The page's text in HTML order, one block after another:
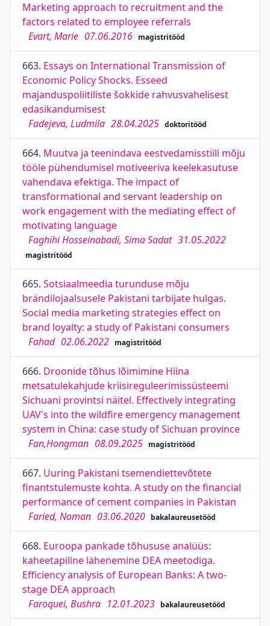
Marketing approach to recruitment and the
factors related to employee referrals
Evart, Marie 07.06.2016 magistritööd
663. Essays on International Transmission of
Economic Policy Shocks. Esseed
majanduspoliitiliste šokkide rahvusvahelisest
edasikandumisest
Fadejeva, Ludmila 28.04.2025 doktoritööd
664. Muutva ja teenindava eestvedamisstiili mõju
tööle pühendumisel motiveeriva keelekasutuse
vahendava efektiga. The impact of
transformational and servant leadership on
work engagement with the mediating effect of
motivating language
Faghihi Hosseinabadi, Sima Sadat 31.05.2022
magistritööd
665. Sotsiaalmeedia turunduse mõju
brändilojaalsusele Pakistani tarbijate hulgas.
Social media marketing strategies effect on
brand loyalty: a study of Pakistani consumers
Fahad 02.06.2022 magistritööd
666. Droonide tõhus lõimimine Hiina
metsatulekahjude kriisireguleerimissüsteemi
Sichuani provintsi näitel. Effectively integrating
UAV's into the wildfire emergency management
system in China: case study of Sichuan province
Fan,Hongman 08.09.2025 magistritööd
667. Uuring Pakistani tsemendiettevõtete
finantstulemuste kohta. A study on the financial
performance of cement companies in Pakistan
Faried, Noman 03.06.2020 bakalaureusetööd
668. Euroopa pankade tõhususe analüüs:
kaheetapiline lähenemine DEA meetodiga.
Efficiency analysis of European Banks: A two-
stage DEA approach
Faroquei, Bushra 12.01.2023 bakalaureusetööd